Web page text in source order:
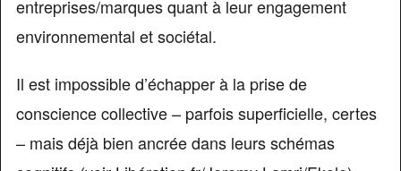
entreprises/marques quant à leur engagement
environnemental et sociétal.
Il est impossible d’échapper à la prise de
conscience collective – parfois superficielle, certes
– mais déjà bien ancrée dans leurs schémas